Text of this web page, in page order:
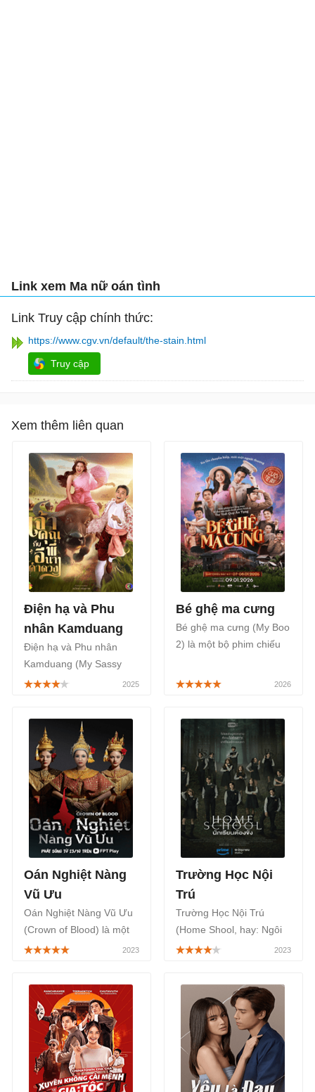
Link xem Ma nữ oán tình
Link Truy cập chính thức:
https://www.cgv.vn/default/the-stain.html
Truy cập
Xem thêm liên quan
Điện hạ và Phu
nhân Kamduang
Điện hạ và Phu nhân
Kamduang (My Sassy
Wedding) là một bộ phim
quý tộc đang lo ngại về
địa vị của mình trong
triều đình, được phát
sóng trên Netflix, bắt đầu
từ ngày 03/09/2025.
Bé ghệ ma cưng
Bé ghệ ma cưng (My Boo
2) là một bộ phim chiếu
loại tâm lý tình cảm kết
của phim Bé Ma Của
Anh, sẽ công chiếu chính
thức từ ngày 09/01/2026.
Oán Nghiệt Nàng
Vũ Ưu
Oán Nghiệt Nàng Vũ Ưu
(Crown of Blood) là một
bộ phim Thái Lan thuộc
được phát sóng từ Thứ 2
đến Thứ 5 hàng tuần trên
kênh Channel 8 (của Thái
Lan) và phát song song
trên FPT Play bắt đầu từ
ngày 23/10/2023.
Trường Học Nội
Trú
Trường Học Nội Trú
(Home Shool, hay: Ngôi
Trường Bí Ẩn) là một bộ
hành động, bí ẩn, được
phát sóng trên Prime
Video tại Thái Lan và
phát song song trên ứng
dụng VieON tại Việt Nam
bắt đầu từ ngày